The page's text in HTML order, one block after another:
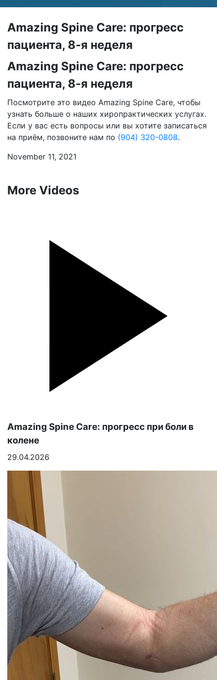
Amazing Spine Care: прогресс
пациента, 8-я неделя
Amazing Spine Care: прогресс
пациента, 8-я неделя
Посмотрите это видео Amazing Spine Care, чтобы
узнать больше о наших хиропрактических услугах.
Если у вас есть вопросы или вы хотите записаться
на приём, позвоните нам по (904) 320-0808.
November 11, 2021
More Videos
Amazing Spine Care: прогресс при боли в
колене
29.04.2026